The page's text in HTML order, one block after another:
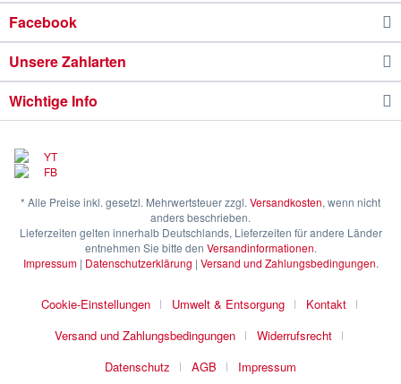
Facebook
Unsere Zahlarten
Wichtige Info
* Alle Preise inkl. gesetzl. Mehrwertsteuer zzgl. Versandkosten, wenn nicht
anders beschrieben.
Lieferzeiten gelten innerhalb Deutschlands, Lieferzeiten für andere Länder
entnehmen Sie bitte den Versandinformationen.
Impressum| Datenschutzerklärung | Versand und Zahlungsbedingungen.
Cookie-Einstellungen Umwelt & Entsorgung
Kontakt
Versand und Zahlungsbedingungen
Widerrufsrecht
Datenschutz
AGB Impressum